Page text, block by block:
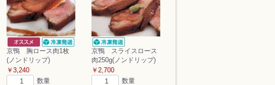
京鴨 胸ロース肉1枚
(ノンドリップ)
￥3,240
数量
京鴨 スライスロース
肉250g(ノンドリップ)
￥2,700
数量